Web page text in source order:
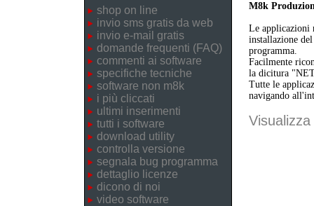
shop on line
invio sms gratis da web
invio e-mail gratis
domande frequenti (FAQ)
commenti ai software
specifiche tecniche
software non m8k
i più cliccati
ultimi inserimenti
tutti i software
download utility
controlla versione
segnala bug programma
dettaglio licenze
dicono di noi
video software
M8k
Le applicazioni
installazione
programma.
Facilmente
la dicitura
Tutte le
navigando